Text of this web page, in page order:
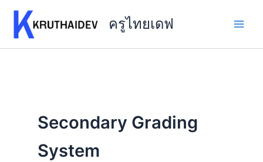
content
ครูไทยเดฟ
Secondary Grading
System